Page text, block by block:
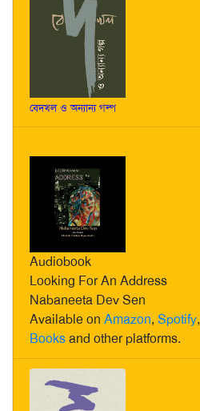
বেদখল ও অন্যান্য গল্প
Audiobook
Looking For An Address
Nabaneeta Dev Sen
Available on Amazon, Spotify,
Booksand other platforms.